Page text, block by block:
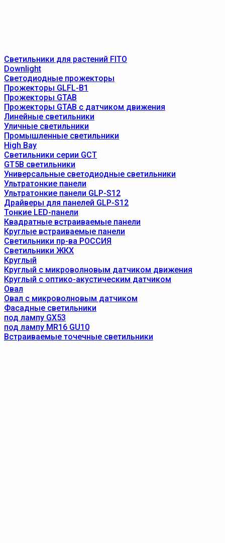
Светильники для растений FITO
Downlight
Светодиодные прожекторы
Прожекторы GLFL-B1
Прожекторы GTAB
Прожекторы GTAB с датчиком движения
Линейные светильники
Уличные светильники
Промышленные светильники
High Bay
Светильники серии GCT
GT5B светильники
Универсальные светодиодные светильники
Ультратонкие панели
Ультратонкие панели GLP-S12
Драйверы для панелей GLP-S12
Тонкие LED-панели
Квадратные встраиваемые панели
Круглые встраиваемые панели
Светильники пр-ва РОССИЯ
Светильники ЖКХ
Круглый
Круглый с микроволновым датчиком движения
Круглый с оптико-акустическим датчиком
Овал
Овал с микроволновым датчиком
Фасадные светильники
под лампу GX53
под лампу MR16 GU10
Встраиваемые точечные светильники